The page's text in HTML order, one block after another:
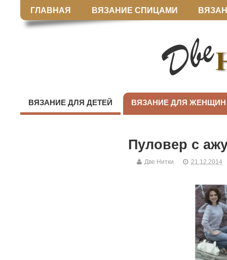
ГЛАВНАЯ ВЯЗАНИЕ СПИЦАМИ
ВЯЗАНИЕ ДЛЯ ДЕТЕЙ ВЯЗАНИЕ ДЛЯ ЖЕНЩИН
Пуловер с
Две Нитки 21.12.2014